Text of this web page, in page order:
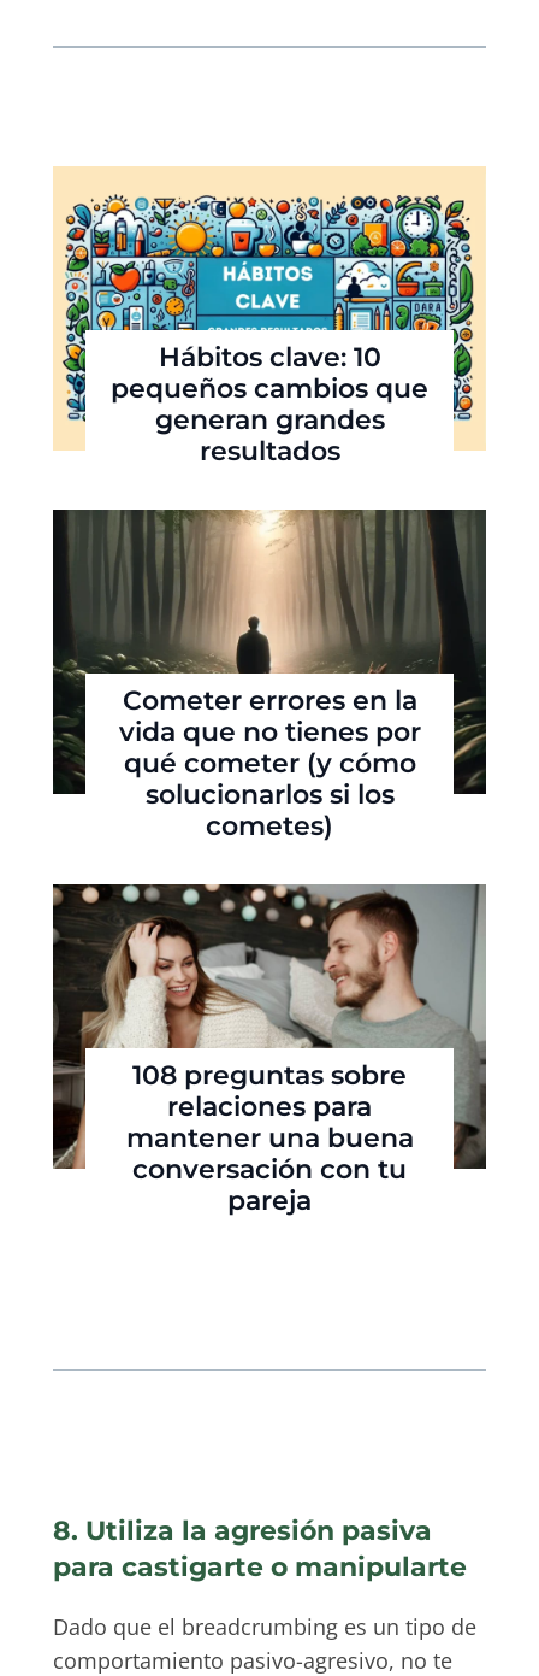
Hábitos clave: 10
pequeños cambios que
generan grandes
resultados
Cometer errores en la
vida que no tienes por
qué cometer (y cómo
solucionarlos si los
cometes)
108 preguntas sobre
relaciones para
mantener una buena
conversación con tu
pareja
8. Utiliza la agresión pasiva
para castigarte o manipularte
Dado que el breadcrumbing es un tipo de
comportamiento pasivo-agresivo, no te